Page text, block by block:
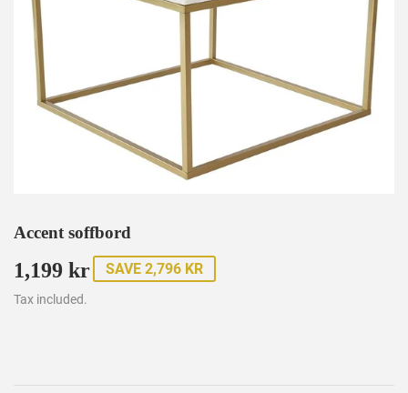
Accent soffbord
1,199 kr 1,199
SAVE 2,796 KR
Tax included.